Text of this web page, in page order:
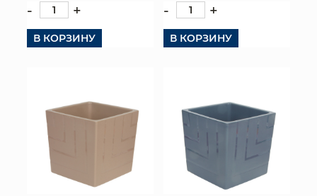
- +
В КОРЗИНУ
- +
В КОРЗИНУ